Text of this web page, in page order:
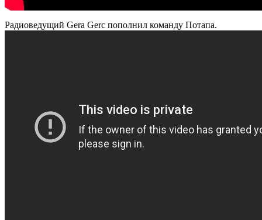
Радиоведущий Gera Gerc пополнил команду Потапа.